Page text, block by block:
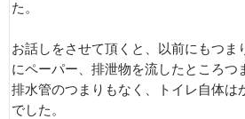
た。
お話しをさせて頂くと、以前にもつま
にペーパー、排泄物を流したところつ
排水管のつまりもなく、トイレ自体は
でした。